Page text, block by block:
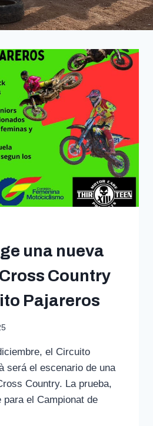
una nueva
Country
Pajareros
el Circuito
será el escenario de una
Country. La prueba,
para el Campionat de